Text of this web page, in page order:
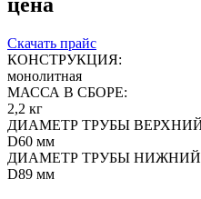
Скачать прайс
КОНСТРУКЦИЯ:
монолитная
МАССА В СБОРЕ:
2,2 кг
ДИАМЕТР ТРУБЫ
D60 мм
ДИАМЕТР ТРУБЫ
D89 мм